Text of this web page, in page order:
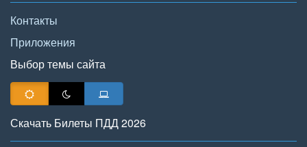
Контакты
Приложения
Выбор темы сайта
Скачать Билеты ПДД 2026